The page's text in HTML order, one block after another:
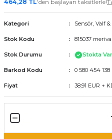
464,28 TL'den başlayan taksitlerle!
Kategori Sensör, Valf
Stok Kodu 815037
Stok Durumu Stokta Var
Barkod Kodu 0 580 454 138
Fiyat 38,91 EUR +